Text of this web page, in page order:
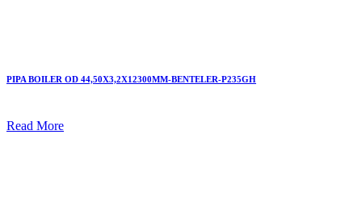
PIPA BOILER OD 44,50X3,2X12300MM-BENTELER-P235GH
Read More